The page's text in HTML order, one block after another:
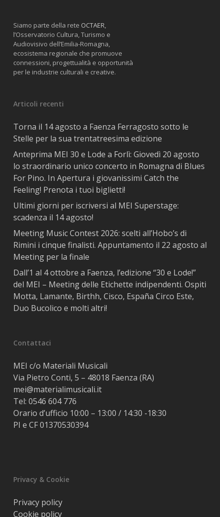
Siamo parte della rete OCTAER,
l’Osservatorio Cultura, Turismo e
Audiovisivo dell’Emilia-Romagna,
ecosistema regionale che promuove
connessioni, progettualità e opportunità
per le industrie culturali e creative.
Articoli recenti
Torna il 14 agosto a Faenza Ferragosto sotto le
Stelle per la sua trentatreesima edizione
Anteprima MEI 30 e Lode a Forlì: Giovedì 20 agosto
lo straordinario unico concerto in Romagna di Blues
For Pino. In Apertura i giovanissimi Catch the
Feeling! Prenota i tuoi biglietti!
Ultimi giorni per iscriversi al MEI Superstage:
scadenza il 14 agosto!
Meeting Music Contest 2026: scelti all’Hobo’s di
Rimini i cinque finalisti. Appuntamento il 22 agosto al
Meeting per la finale
Dall’1 al 4 ottobre a Faenza, l’edizione “30 e Lode!”
del MEI – Meeting delle Etichette indipendenti. Ospiti
Motta, Lamante, Birthh, Cisco, España Circo Este,
Duo Bucolico e molti altri!
Contattaci
MEI c/o Materiali Musicali
Via Pietro Conti, 5 – 48018 Faenza (RA)
mei@materialimusicali.it
Tel: 0546 604 776
Orario d’ufficio 10:00 – 13:00 / 14:30 -18:30
PI e CF 01370530394
Privacy & Cookie
Privacy policy
Cookie policy